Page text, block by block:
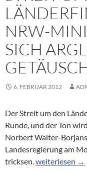
NRW-
SICH
6. FEBRUAR 2012
Der Streit um den
Runde, und der Ton
Norbert Walter-
Landesregierung am
tricksen.Streit um
weiterlesen →